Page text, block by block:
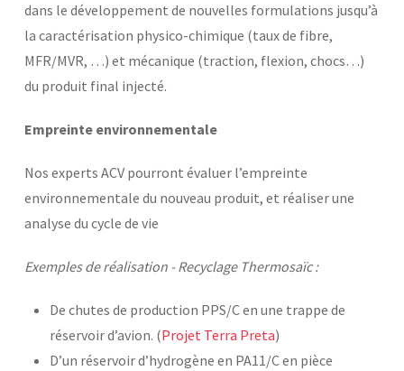
dans le développement de nouvelles formulations jusqu’à
la caractérisation physico-chimique (taux de fibre,
MFR/MVR, …) et mécanique (traction, flexion, chocs…)
du produit final injecté.
Empreinte environnementale
Nos experts ACV pourront évaluer l’empreinte
environnementale du nouveau produit, et réaliser une
analyse du cycle de vie
Exemples de réalisation - Recyclage Thermosaïc :
De chutes de production PPS/C en une trappe de
réservoir d’avion. (Projet Terra Preta)
D’un réservoir d’hydrogène en PA11/C en pièce